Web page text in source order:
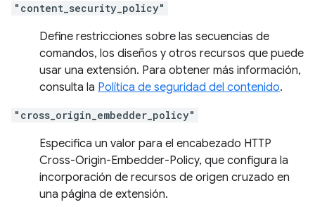
"content_security_policy"
Define restricciones sobre las secuencias de
comandos, los diseños y otros recursos que puede
usar una extensión. Para obtener más información,
consulta la Política de seguridad del contenido.
"cross_origin_embedder_policy"
Especifica un valor para el encabezado HTTP
Cross-Origin-Embedder-Policy, que configura la
incorporación de recursos de origen cruzado en
una página de extensión.